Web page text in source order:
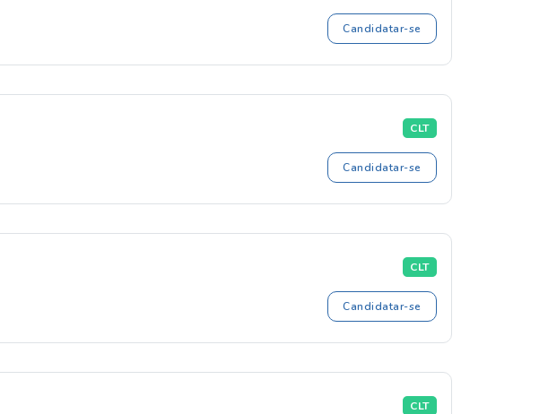
Candidatar-se
CLT
Candidatar-se
CLT
Candidatar-se
CLT